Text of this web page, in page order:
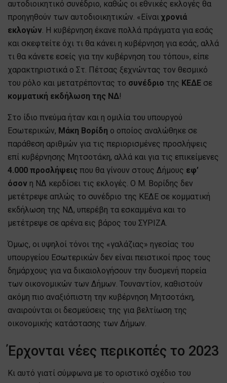
αυτοδιοικητικό συνέδριο, καθώς οι εθνικές εκλογές θα
προηγηθούν των αυτοδιοικητικών. «Είναι χρονιά
εκλογών. Η κυβέρνηση έκανε πολλά πράγματα για εσάς
και σκεφτείτε όχι τι θα κάνει η κυβέρνηση για εσάς, αλλά
τι θα κάνετε εσείς για την κυβέρνηση του τόπου», είπε
χαρακτηριστικά ο Στ. Πέτσας ξεχνώντας τον θεσμικό
του ρόλο και μετατρέποντας το συνέδριο της ΚΕΔΕ σε
κομματική εκδήλωση της ΝΔ!
Στο ίδιο πνεύμα ήταν και η ομιλία του υπουργού
Εσωτερικών, Μάκη Βορίδη ο οποίος αναλώθηκε σε
παράθεση αριθμών για τις περιορισμένες προσλήψεις
επί κυβέρνησης Μητσοτάκη, αλλά και για τις επικείμενες
4.000 προσλήψεις που θα γίνουν στους Δήμους εφ’
όσον η ΝΔ κερδίσει τις εκλογές. Ο Μ. Βορίδης δεν
μετέτρεψε απλώς το συνέδριο της ΚΕΔΕ σε κομματική
εκδήλωση της ΝΔ, υπερέβη τα εσκαμμένα και το
μετέτρεψε σε αρένα εις βάρος του ΣΥΡΙΖΑ.
Όμως, οι υψηλοί τόνοι της «γαλάζιας» ηγεσίας του
υπουργείου Εσωτερικών δεν είναι πειστικοί προς τους
δημάρχους για να δικαιολογήσουν την δυσμενή πορεία
των οικονομικών των Δήμων. Τουναντίον, καθιστούν
ακόμη πιο αναξιόπιστη την κυβέρνηση Μητσοτάκη,
αναιρούνται οι δεσμεύσεις της για βελτίωση της
οικονομικής κατάστασης των Δήμων.
Έρχονται νέες περικοπές το 2023
Κι αυτό γιατί σύμφωνα με το οριστικό σχέδιο του